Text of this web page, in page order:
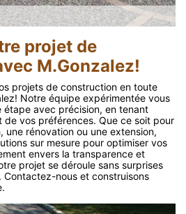
projet de
M.Gonzalez!
projets de construction en toute
Notre équipe expérimentée vous
avec précision, en tenant
vos préférences. Que ce soit pour
une rénovation ou une extension,
sur mesure pour optimiser vos
envers la transparence et
projet se déroule sans surprises
Contactez-nous et construisons